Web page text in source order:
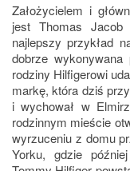
Założycielem i
jest Thomas Jacob
najlepszy przykład
dobrze
rodziny Hilfigerowi
markę, która dziś
i wychował w
rodzinnym mieście
wyrzuceniu z domu
Yorku, gdzie